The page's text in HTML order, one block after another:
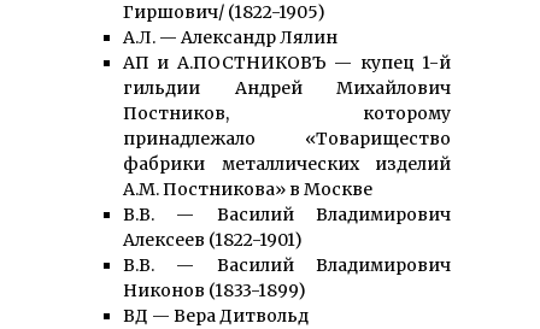
Гиршович/ (1822-1905)
А.Л. — Александр Лялин
АП и А.ПОСТНИКОВЪ — купец 1-й
гильдии Андрей Михайлович
Постников, которому
принадлежало «Товарищество
фабрики металлических изделий
А.М. Постникова» в Москве
В.В. — Василий Владимирович
Алексеев (1822-1901)
В.В. — Василий Владимирович
Никонов (1833-1899)
ВД — Вера Дитвольд